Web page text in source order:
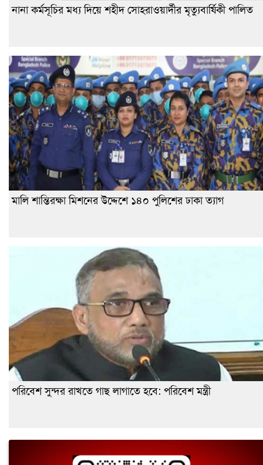
নানা কর্মসূচির মধ্য দিয়ে শহীদ সোহরাওয়ার্দীর মৃত্যুবার্ষিকী পালিত
মালি শান্তিরক্ষা মিশনের উদ্দেশে ১৪০ পুলিশের ঢাকা ত্যাগ
পরিবেশ সুন্দর রাখতে গাছ লাগাতে হবে: পরিবেশ মন্ত্রী